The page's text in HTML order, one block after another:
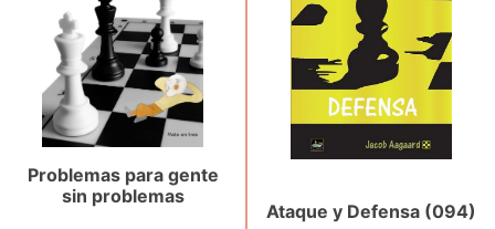
Problemas para gente
sin problemas
Ataque y Defensa (094)